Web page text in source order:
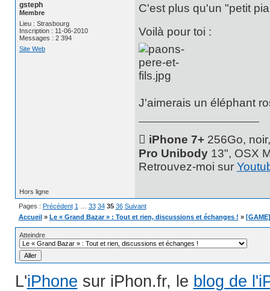
gsteph
Membre
Lieu : Strasbourg
Inscription : 11-06-2010
Messages : 2 394
Site Web
C'est plus qu'un "petit
Voilà pour toi :
J'aimerais un éléphant
 iPhone 7+256Go,
Pro Unibody13", OSX
Retrouvez-moi sur
Hors ligne
Pages : Précédent 1 33 34 35 36 Suivant
Accueil » Le « Grand Bazar » : Tout et rien, discussions et échanges ! »
Atteindre
L'iPhone sur iPhon.fr, le blog de